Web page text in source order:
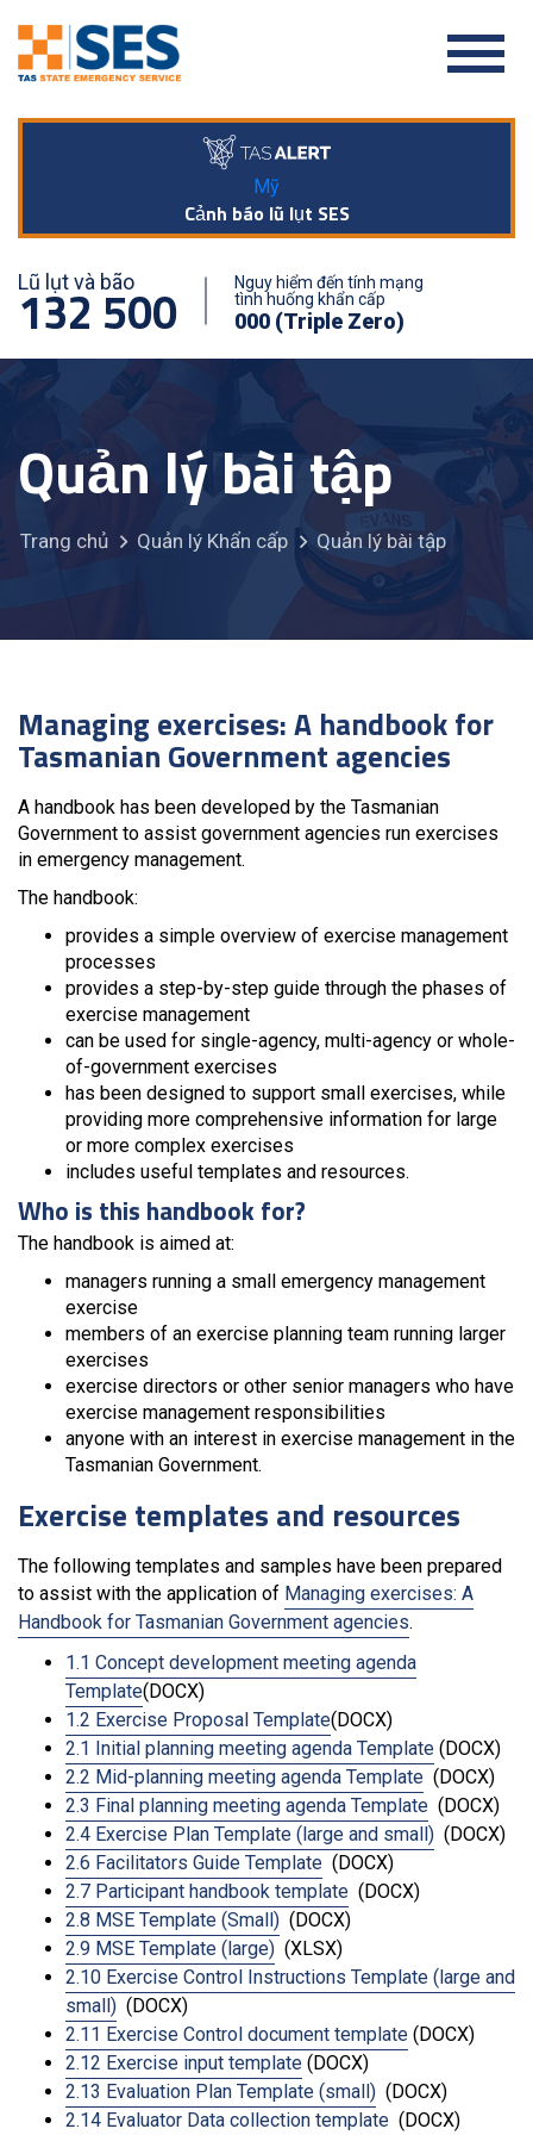
Mỹ
Cảnh báo lũ lụt SES
Lũ lụt và bão
132 500
Nguy hiểm đến tính mạng
tình huống khẩn cấp
000 (Triple Zero)
Quản lý bài tập
Trang chủ Quản lý Khẩn cấp Quản lý bài tập
Managing exercises: A handbook for
Tasmanian Government agencies
A handbook has been developed by the Tasmanian
Government to assist government agencies run exercises
in emergency management.
The handbook:
provides a simple overview of exercise management
processes
provides a step-by-step guide through the phases of
exercise management
can be used for single-agency, multi-agency or whole-
of-government exercises
has been designed to support small exercises, while
providing more comprehensive information for large
or more complex exercises
includes useful templates and resources.
Who is this handbook for?
The handbook is aimed at:
managers running a small emergency management
exercise
members of an exercise planning team running larger
exercises
exercise directors or other senior managers who have
exercise management responsibilities
anyone with an interest in exercise management in the
Tasmanian Government.
Exercise templates and resources
The following templates and samples have been prepared
to assist with the application of Managing exercises: A
Handbook for Tasmanian Government agencies.
1.1 Concept development meeting agenda
Template(DOCX)
1.2 Exercise Proposal Template(DOCX)
2.1 Initial planning meeting agenda Template (DOCX)
2.2 Mid-planning meeting agenda Template (DOCX)
2.3 Final planning meeting agenda Template (DOCX)
2.4 Exercise Plan Template (large and small) (DOCX)
2.6 Facilitators Guide Template (DOCX)
2.7 Participant handbook template (DOCX)
2.8 MSE Template (Small) (DOCX)
2.9 MSE Template (large) (XLSX)
2.10 Exercise Control Instructions Template (large and
small) (DOCX)
2.11 Exercise Control document template (DOCX)
2.12 Exercise input template (DOCX)
2.13 Evaluation Plan Template (small) (DOCX)
2.14 Evaluator Data collection template (DOCX)